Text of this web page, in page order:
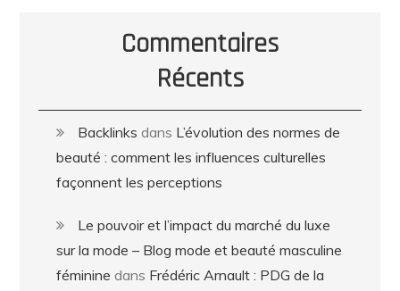
Commentaires
Récents
Backlinks dans L’évolution des normes de
beauté : comment les influences culturelles
façonnent les perceptions
Le pouvoir et l’impact du marché du luxe
sur la mode – Blog mode et beauté masculine
féminine dans Frédéric Arnault : PDG de la